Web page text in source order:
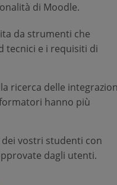
di Moodle.
da strumenti che
tecnici e i requisiti di
ricerca delle
hanno più
vostri studenti con
dagli utenti.